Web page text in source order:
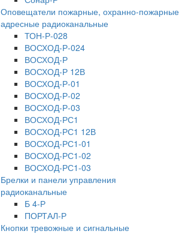
Оповещатели пожарные, охранно-пожарные
адресные радиоканальные
ТОН-Р-028
ВОСХОД-Р-024
ВОСХОД-Р
ВОСХОД-Р 12В
ВОСХОД-Р-01
ВОСХОД-Р-02
ВОСХОД-Р-03
ВОСХОД-РС1
ВОСХОД-РС1 12В
ВОСХОД-РС1-01
ВОСХОД-РС1-02
ВОСХОД-РС1-03
Брелки и панели управления
радиоканальные
Б 4-Р
ПОРТАЛ-Р
Кнопки тревожные и сигнальные